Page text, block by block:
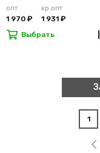
опт
1 970 ₽
кр.опт
1 931 ₽
Выбрать
1